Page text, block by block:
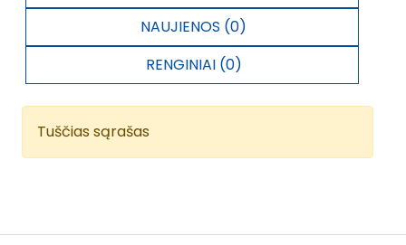
NAUJIENOS (0)
RENGINIAI (0)
Tuščias sąrašas